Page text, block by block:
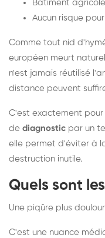
Bâtiment agricole
Aucun risque
Comme tout nid
européen meurt
n'est jamais réutilisé
distance peuvent
C'est exactement
de diagnostic par un
elle permet d'éviter à
destruction inutile.
Quels sont
Une piqûre plus
C'est une nuance